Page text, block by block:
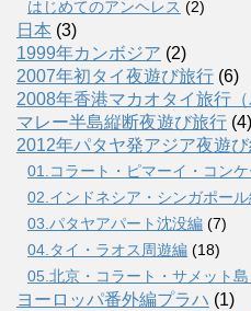
はじめてのアンヘレス (2)
日本 (3)
1999年カンボジア (2)
2007年初タイ夜遊び旅行 (6)
2008年香港マカオタイ旅行（
マレー半島縦断夜遊び旅行 (4)
2012年パタヤ発アジア夜遊
01.コラート・ピマーイ・コン
02.インドネシア・シンガポー
03.パタヤアパート沈没編 (7)
04.タイ・ラオス周遊編 (18)
05.北京・コラート・サメット
ヨーロッパ番外編プラハ (1)